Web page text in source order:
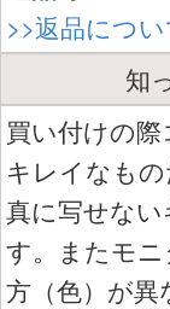
>>返品につ
知
買い付けの際
キレイなも
真に写せな
す。またモニ
方（色）が